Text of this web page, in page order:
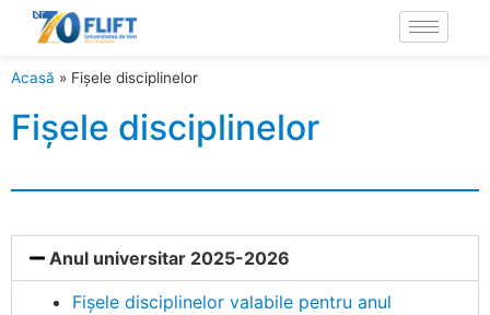
Acasă » Fișele disciplinelor
Fișele disciplinelor
Anul universitar 2025-2026
Fișele disciplinelor valabile pentru anul